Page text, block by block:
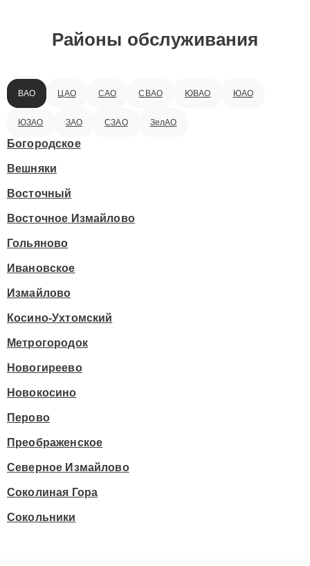
Районы обслуживания
ВАО ЦАО САО СВАО ЮВАО ЮАО
ЮЗАО ЗАО СЗАО ЗелАО
Богородское
Вешняки
Восточный
Восточное Измайлово
Гольяново
Ивановское
Измайлово
Косино-Ухтомский
Метрогородок
Новогиреево
Новокосино
Перово
Преображенское
Северное Измайлово
Соколиная Гора
Сокольники